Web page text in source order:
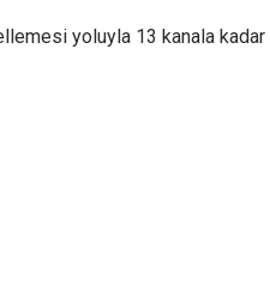
yoluyla 13 kanala kadar